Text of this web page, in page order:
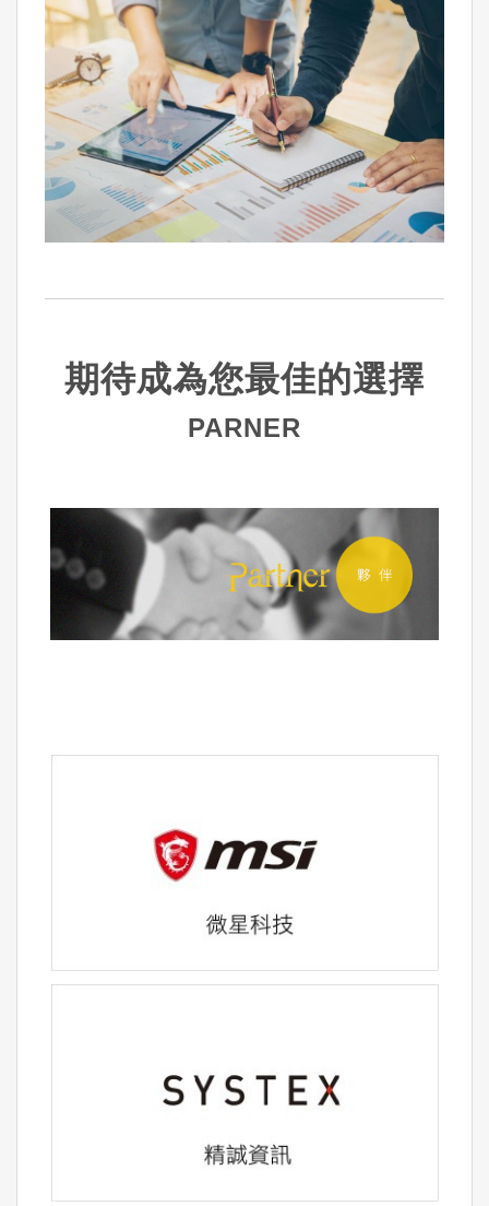
期待成為您最佳的選擇
PARNER